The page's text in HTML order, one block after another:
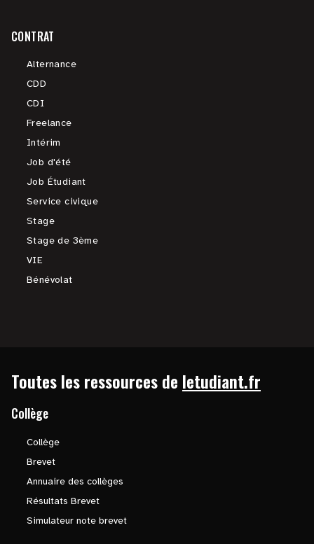
CONTRAT
Alternance
CDD
CDI
Freelance
Intérim
Job d'été
Job Étudiant
Service civique
Stage
Stage de 3ème
VIE
Bénévolat
Toutes les ressources de letudiant.fr
Collège
Collège
Brevet
Annuaire des collèges
Résultats Brevet
Simulateur note brevet